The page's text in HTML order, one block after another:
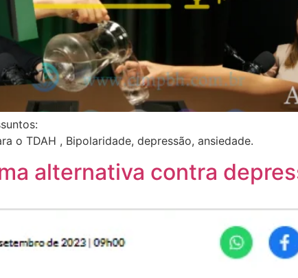
o TDAH , Bipolaridade, depressão, ansiedade.
alternativa contra